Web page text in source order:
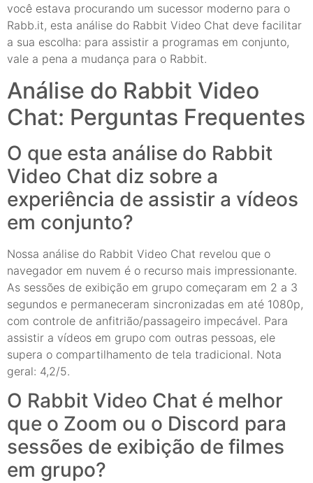
você estava procurando um sucessor moderno para o
Rabb.it, esta análise do Rabbit Video Chat deve facilitar
a sua escolha: para assistir a programas em conjunto,
vale a pena a mudança para o Rabbit.
Análise do Rabbit Video
Chat: Perguntas Frequentes
O que esta análise do Rabbit
Video Chat diz sobre a
experiência de assistir a vídeos
em conjunto?
Nossa análise do Rabbit Video Chat revelou que o
navegador em nuvem é o recurso mais impressionante.
As sessões de exibição em grupo começaram em 2 a 3
segundos e permaneceram sincronizadas em até 1080p,
com controle de anfitrião/passageiro impecável. Para
assistir a vídeos em grupo com outras pessoas, ele
supera o compartilhamento de tela tradicional. Nota
geral: 4,2/5.
O Rabbit Video Chat é melhor
que o Zoom ou o Discord para
sessões de exibição de filmes
em grupo?